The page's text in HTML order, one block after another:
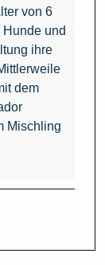
von 6
und
ihre
dem
Mischling